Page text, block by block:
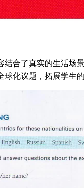
结合了真实的生活
化议题，拓展学生的